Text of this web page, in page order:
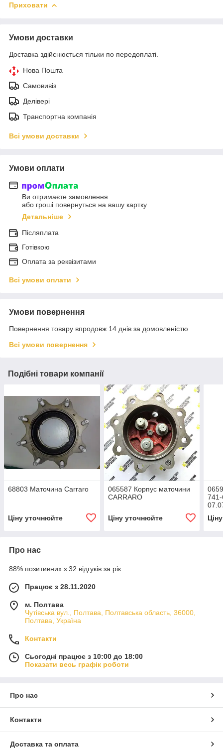
Приховати
Умови доставки
Доставка здійснюється тільки по передоплаті.
Нова Пошта
Самовивіз
Делівері
Транспортна компанія
Всі умови доставки
Умови оплати
Ви отримаєте замовлення
або гроші повернуться на вашу картку
Детальніше
Післяплата
Готівкою
Оплата за реквізитами
Всі умови оплати
Умови повернення
Повернення товару впродовж 14 днів за домовленістю
Всі умови повернення
Подібні товари компанії
68803 Маточина Carraro
Ціну уточнюйте
065587 Корпус маточини
CARRARO
Ціну уточнюйте
Про нас
88% позитивних з 32 відгуків за рік
Працює з 28.11.2020
м. Полтава
Чутівська вул., Полтава, Полтавська область, 36000,
Полтава, Україна
Контакти
Сьогодні працює з 10:00 до 18:00
Показати весь графік роботи
Про нас
Контакти
Доставка та оплата